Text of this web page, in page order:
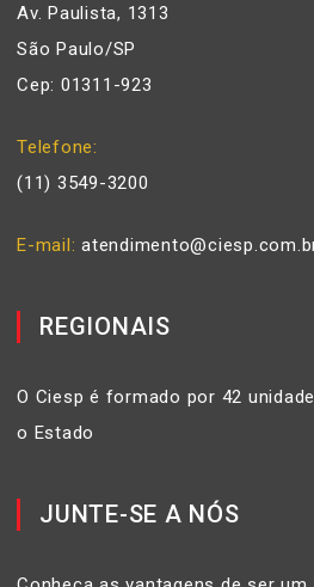
Av. Paulista, 1313
São Paulo/SP
Cep: 01311-923
Telefone
(11) 3549-3200
E-mail
REGIONAIS
O Ciesp é formado por 42
o Estado
JUNTE-SE A NÓS